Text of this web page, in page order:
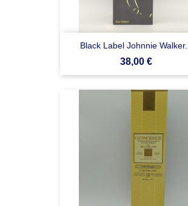
Black Label Johnnie Walker...
Prezzo
38,00 €